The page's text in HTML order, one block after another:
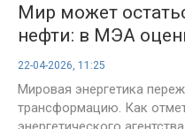
Мир может
нефти: в МЭА
конфликта
22-04-2026, 11:25
Мировая энергетика
трансформацию. Как